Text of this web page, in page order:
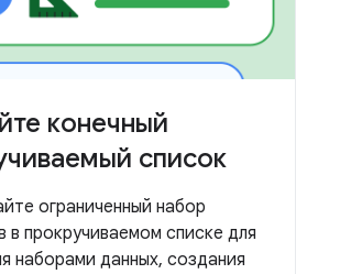
конечный
список
ограниченный набор
в прокручиваемом списке для
наборами данных, создания